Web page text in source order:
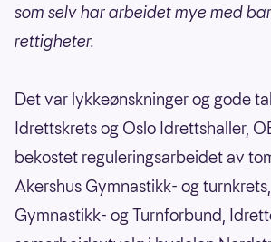
som selv har arbeidet mye med
rettigheter.
Det var lykkeønskninger og gode
Idrettskrets og Oslo Idrettshaller,
bekostet reguleringsarbeidet av
Akershus Gymnastikk- og
Gymnastikk- og Turnforbund,